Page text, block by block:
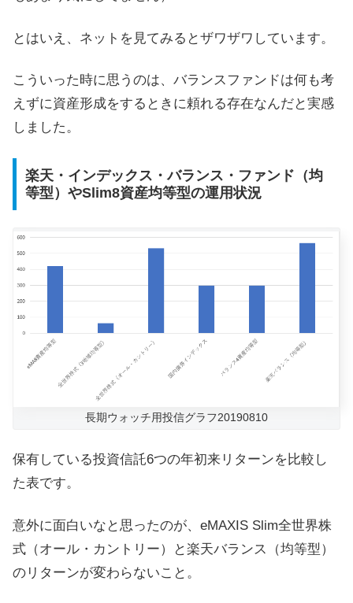
とはいえ、ネットを見てみるとザワザワしています。
こういった時に思うのは、バランスファンドは何も考
えずに資産形成をするときに頼れる存在なんだと実感
しました。
楽天・インデックス・バランス・ファンド（均
等型）やSlim8資産均等型の運用状況
長期ウォッチ用投信グラフ20190810
保有している投資信託6つの年初来リターンを比較し
た表です。
意外に面白いなと思ったのが、eMAXIS Slim全世界株
式（オール・カントリー）と楽天バランス（均等型）
のリターンが変わらないこと。